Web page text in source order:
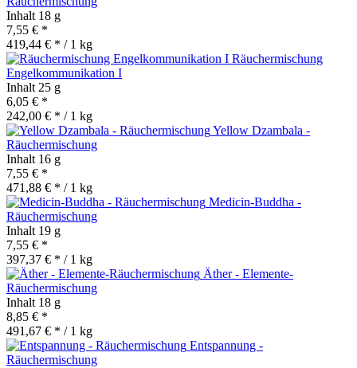
Inhalt 18 g
7,55 € *
419,44 € * / 1 kg
Räuchermischung
Engelkommunikation I
Inhalt 25 g
6,05 € *
242,00 € * / 1 kg
Yellow Dzambala -
Räuchermischung
Inhalt 16 g
7,55 € *
471,88 € * / 1 kg
Medicin-Buddha -
Räuchermischung
Inhalt 19 g
7,55 € *
397,37 € * / 1 kg
Äther - Elemente-
Räuchermischung
Inhalt 18 g
8,85 € *
491,67 € * / 1 kg
Entspannung -
Räuchermischung